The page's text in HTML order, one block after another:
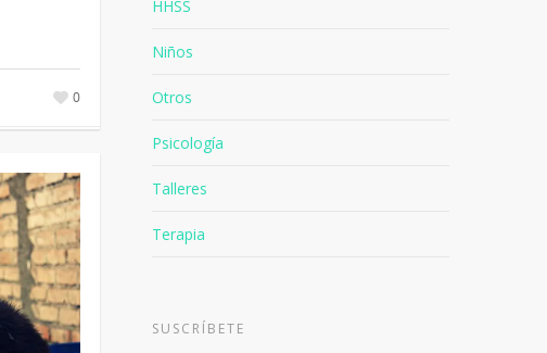
0
HHSS
Niños
Otros
Psicología
Talleres
Terapia
SUSCRÍBETE